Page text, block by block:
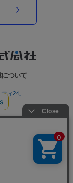
ついて
ィ24」